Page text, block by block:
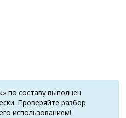
по составу выполнен
Проверяйте разбор
использованием!